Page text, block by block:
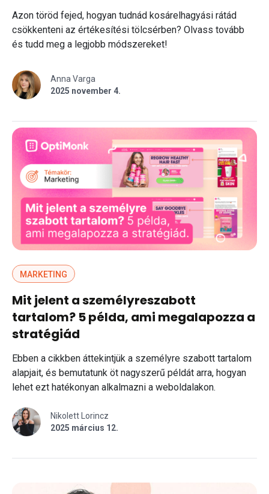
Azon töröd fejed, hogyan tudnád kosárelhagyási rátád
csökkenteni az értékesítési tölcsérben? Olvass tovább
és tudd meg a legjobb módszereket!
Anna Varga
2025 november 4.
MARKETING
Mit jelent a személyreszabott
tartalom? 5 példa, ami megalapozza a
stratégiád
Ebben a cikkben áttekintjük a személyre szabott tartalom
alapjait, és bemutatunk öt nagyszerű példát arra, hogyan
lehet ezt hatékonyan alkalmazni a weboldalakon.
Nikolett Lorincz
2025 március 12.